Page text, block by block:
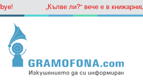
„Кълве ли?“ вече е в книжарници